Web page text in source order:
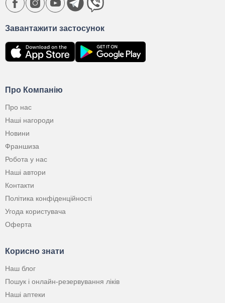
Про Компанію
Про нас
Наші нагороди
Новини
Франшиза
Робота у нас
Наші автори
Контакти
Політика конфіденційності
Угода користувача
Оферта
Корисно знати
Наш блог
Пошук і онлайн-резервування ліків
Наші аптеки
Завантажити застосунок